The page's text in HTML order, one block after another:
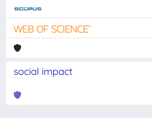
social impact